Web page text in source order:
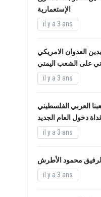
الإستعمارية
il y a 3 ans
العدوان الامريكي
على الشعب اليمني
il y a 3 ans
العربي الفلسطيني
دخول العام الجديد
il y a 3 ans
محمود الأطرش
il y a 3 ans